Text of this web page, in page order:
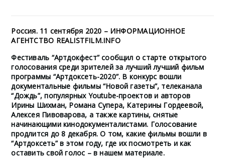
Россия. 11 сентября 2020 – ИНФОРМАЦИОННОЕ
АГЕНТСТВО REALISTFILM.INFO
Фестиваль “Артдокфест” сообщил о старте открытого
голосования среди зрителей за лучший лучший фильм
программы “Артдоксеть-2020”. В конкурс вошли
документальные фильмы “Новой газеты”, телеканала
“Дождь”, популярных Youtube-проектов и авторов
Ирины Шихман, Романа Супера, Катерины Гордеевой,
Алексея Пивоварова, а также картины, снятые
начинающими кинодокументалистами. Голосование
продлится до 8 декабря. О том, какие фильмы вошли в
“Артдоксеть” в этом году, где их посмотреть и как
оставить свой голос – в нашем материале.